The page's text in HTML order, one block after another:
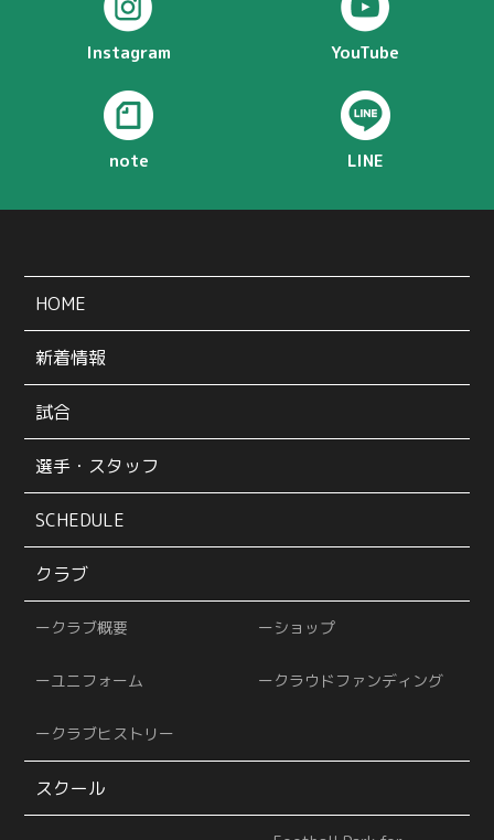
Instagram YouTube
note LINE
HOME
新着情報
試合
選手・スタッフ
SCHEDULE
クラブ
クラブ概要 ショップ
ユニフォーム クラウドファンディング
クラブヒストリー
スクール